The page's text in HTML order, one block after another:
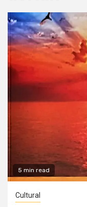
5 min read
Cultural